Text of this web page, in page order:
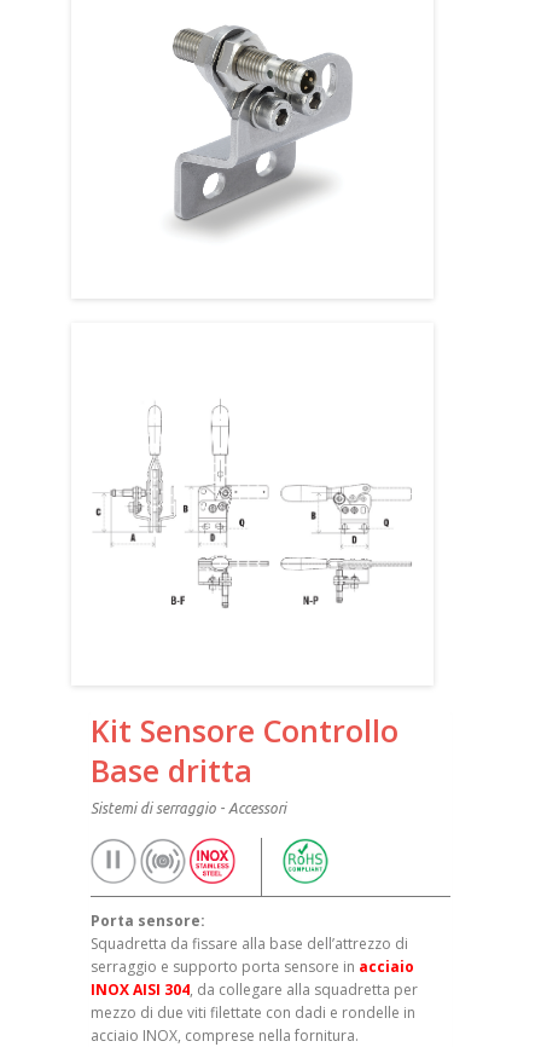
Kit Sensore Controllo
Base dritta
Sistemi di serraggio - Accessori
Porta sensore:
Squadretta da fissare alla base dell’attrezzo di
serraggio e supporto porta sensore in acciaio
INOX AISI 304, da collegare alla squadretta per
mezzo di due viti filettate con dadi e rondelle in
acciaio INOX, comprese nella fornitura.